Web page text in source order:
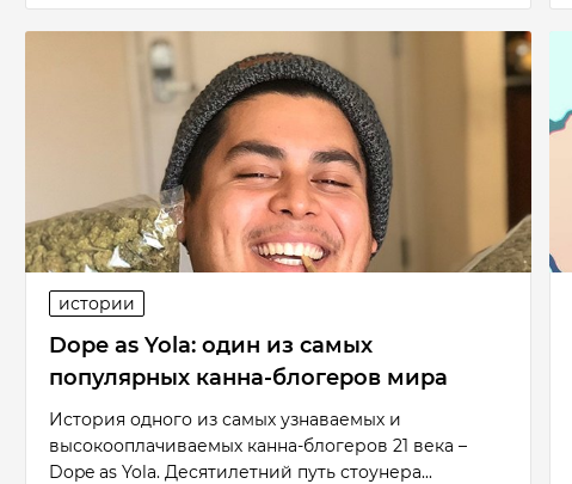
истории
Dope as Yola: один из самых
популярных канна-блогеров мира
История одного из самых узнаваемых и
высокооплачиваемых канна-блогеров 21 века –
Dope as Yola. Десятилетний путь стоунера...